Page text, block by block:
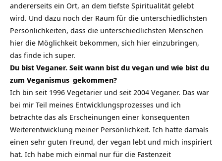
andererseits ein Ort, an dem tiefste Spiritualität gelebt
wird. Und dazu noch der Raum für die unterschiedlichsten
Persönlichkeiten, dass die unterschiedlichsten Menschen
hier die Möglichkeit bekommen, sich hier einzubringen,
das finde ich super.
Du bist Veganer. Seit wann bist du vegan und wie bist du
zum Veganismus gekommen?
Ich bin seit 1996 Vegetarier und seit 2004 Veganer. Das war
bei mir Teil meines Entwicklungsprozesses und ich
betrachte das als Erscheinungen einer konsequenten
Weiterentwicklung meiner Persönlichkeit. Ich hatte damals
einen sehr guten Freund, der vegan lebt und mich inspiriert
hat. Ich habe mich einmal nur für die Fastenzeit